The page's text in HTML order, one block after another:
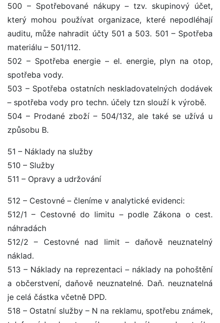
500 – Spotřebované nákupy – tzv. skupinový účet,
který mohou používat organizace, které nepodléhají
auditu, může nahradit účty 501 a 503. 501 – Spotřeba
materiálu – 501/112.
502 – Spotřeba energie – el. energie, plyn na otop,
spotřeba vody.
503 – Spotřeba ostatních neskladovatelných dodávek
– spotřeba vody pro techn. účely tzn slouží k výrobě.
504 – Prodané zboží – 504/132, ale také se užívá u
způsobu B.
51 – Náklady na služby
510 – Služby
511 – Opravy a udržování
512 – Cestovné – členíme v analytické evidenci:
512/1 – Cestovné do limitu – podle Zákona o cest.
náhradách
512/2 – Cestovné nad limit – daňově neuznatelný
náklad.
513 – Náklady na reprezentaci – náklady na pohoštění
a občerstvení, daňově neuznatelné. Daň. neuznatelná
je celá částka včetně DPD.
518 – Ostatní služby – N na reklamu, spotřebu známek,